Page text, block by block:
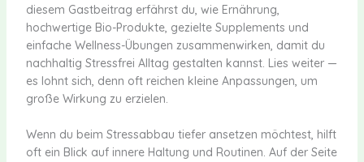
diesem Gastbeitrag erfährst du, wie Ernährung,
hochwertige Bio-Produkte, gezielte Supplements und
einfache Wellness-Übungen zusammenwirken, damit du
nachhaltig Stressfrei Alltag gestalten kannst. Lies weiter —
es lohnt sich, denn oft reichen kleine Anpassungen, um
große Wirkung zu erzielen.
Wenn du beim Stressabbau tiefer ansetzen möchtest, hilft
oft ein Blick auf innere Haltung und Routinen. Auf der Seite